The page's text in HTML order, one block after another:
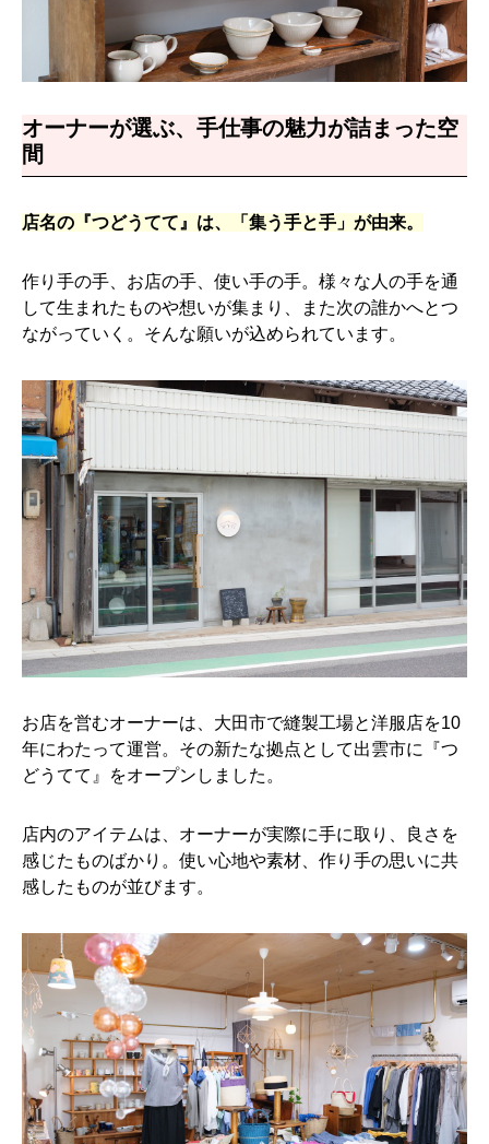
オーナーが選ぶ、手仕事の魅力が詰まった空
間
店名の『つどうてて』は、「集う手と手」が由来。
作り手の手、お店の手、使い手の手。様々な人の手を通
して生まれたものや想いが集まり、また次の誰かへとつ
ながっていく。そんな願いが込められています。
お店を営むオーナーは、大田市で縫製工場と洋服店を10
年にわたって運営。その新たな拠点として出雲市に『つ
どうてて』をオープンしました。
店内のアイテムは、オーナーが実際に手に取り、良さを
感じたものばかり。使い心地や素材、作り手の思いに共
感したものが並びます。